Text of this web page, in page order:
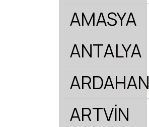
AMASYA
ANTALYA
ARDAHAN
ARTVİN